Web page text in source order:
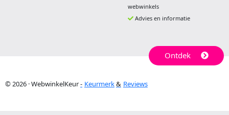
webwinkels
Advies en informatie
Ontdek
© 2026 · WebwinkelKeur Keurmerk Reviews